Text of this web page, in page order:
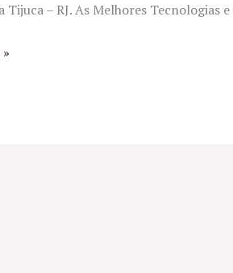
Tijuca – RJ. As Melhores Tecnologias